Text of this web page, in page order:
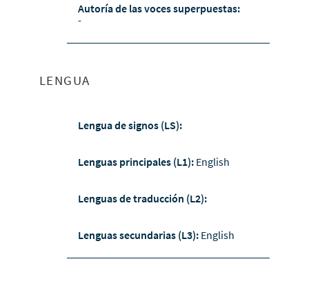
Autoría de las voces superpuestas:
-
LENGUA
Lengua de signos (LS):
Lenguas principales (L1): English
Lenguas de traducción (L2):
Lenguas secundarias (L3): English